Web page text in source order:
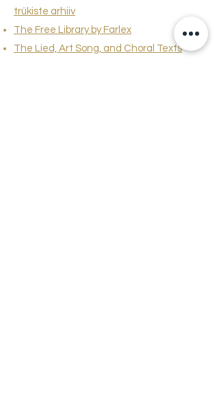
trükiste arhiiv
The Free Library by Farlex
The Lied, Art Song, and Choral Texts